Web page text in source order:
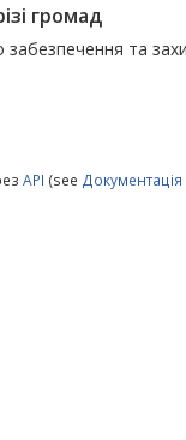
громад
та
API (see Документація